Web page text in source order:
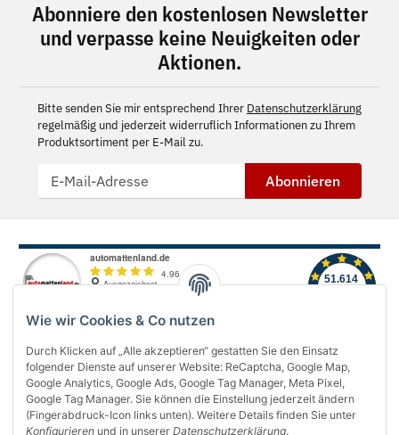
Wie wir Cookies & Co nutzen
Durch Klicken auf „Alle akzeptieren“ gestatten Sie den Einsatz
folgender Dienste auf unserer Website: ReCaptcha, Google Map,
Google Analytics, Google Ads, Google Tag Manager, Meta Pixel,
Google Tag Manager. Sie können die Einstellung jederzeit ändern
(Fingerabdruck-Icon links unten). Weitere Details finden Sie unter
Konfigurieren und in unserer Datenschutzerklärung.
Abonniere den kostenlosen Newsletter
und verpasse keine Neuigkeiten oder
Aktionen.
Bitte senden Sie mir entsprechend Ihrer Datenschutzerklärung
regelmäßig und jederzeit widerruflich Informationen zu Ihrem
Produktsortiment per E-Mail zu.
Abonnieren
Über uns
Informationen